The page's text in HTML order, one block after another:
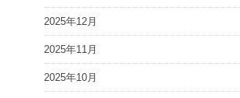
2025年12月
2025年11月
2025年10月